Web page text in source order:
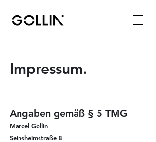
Impressum.
Angaben gemäß § 5 TMG
Marcel Gollin
Seinsheimstraße 8